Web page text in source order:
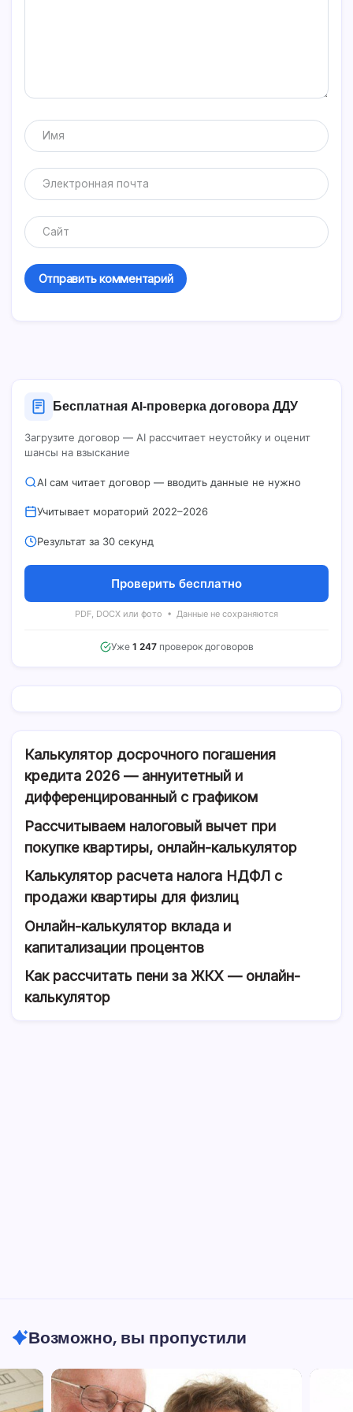
Бесплатная AI‑проверка договора ДДУ
Загрузите договор — AI рассчитает неустойку и оценит
шансы на взыскание
AI сам читает договор — вводить данные не нужно
Учитывает мораторий 2022–2026
Результат за 30 секунд
Проверить бесплатно
PDF, DOCX или фото • Данные не сохраняются
Уже 1 247проверок договоров
Калькулятор досрочного погашения
кредита 2026 — аннуитетный и
дифференцированный с графиком
Рассчитываем налоговый вычет при
покупке квартиры, онлайн-калькулятор
Калькулятор расчета налога НДФЛ с
продажи квартиры для физлиц
Онлайн-калькулятор вклада и
капитализации процентов
Как рассчитать пени за ЖКХ — онлайн-
калькулятор
Возможно, вы пропустили